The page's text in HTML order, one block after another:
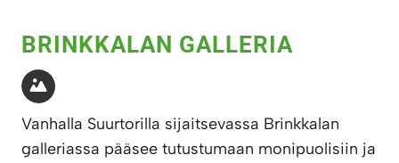
BRINKKALAN GALLERIA
Vanhalla Suurtorilla sijaitsevassa Brinkkalan
galleriassa pääsee tutustumaan monipuolisiin ja